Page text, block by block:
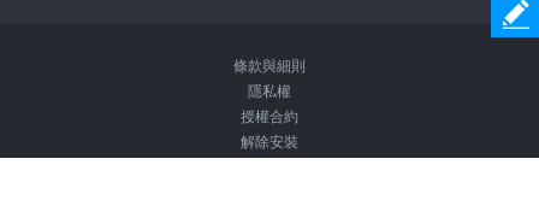
條款與細則
隱私權
授權合約
解除安裝